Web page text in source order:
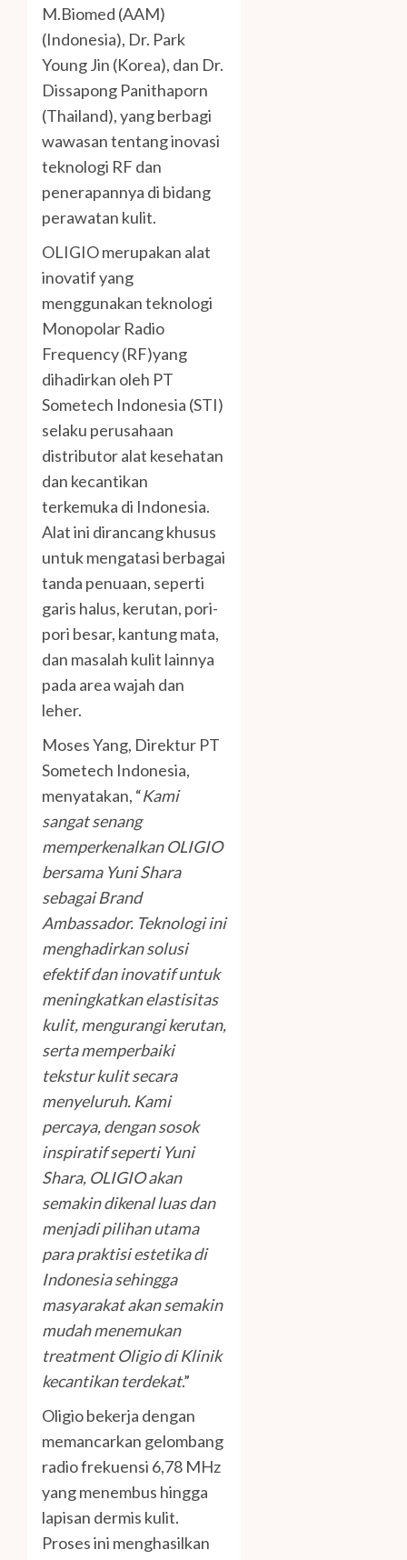
M.Biomed (AAM)
(Indonesia), Dr. Park
Young Jin (Korea), dan Dr.
Dissapong Panithaporn
(Thailand), yang berbagi
wawasan tentang inovasi
teknologi RF dan
penerapannya di bidang
perawatan kulit.
OLIGIO merupakan alat
inovatif yang
menggunakan teknologi
Monopolar Radio
Frequency (RF)yang
dihadirkan oleh PT
Sometech Indonesia (STI)
selaku perusahaan
distributor alat kesehatan
dan kecantikan
terkemuka di Indonesia.
Alat ini dirancang khusus
untuk mengatasi berbagai
tanda penuaan, seperti
garis halus, kerutan, pori-
pori besar, kantung mata,
dan masalah kulit lainnya
pada area wajah dan
leher.
Moses Yang, Direktur PT
Sometech Indonesia,
menyatakan, “Kami
sangat senang
memperkenalkan OLIGIO
bersama Yuni Shara
sebagai Brand
Ambassador. Teknologi ini
menghadirkan solusi
efektif dan inovatif untuk
meningkatkan elastisitas
kulit, mengurangi kerutan,
serta memperbaiki
tekstur kulit secara
menyeluruh. Kami
percaya, dengan sosok
inspiratif seperti Yuni
Shara, OLIGIO akan
semakin dikenal luas dan
menjadi pilihan utama
para praktisi estetika di
Indonesia sehingga
masyarakat akan semakin
mudah menemukan
treatment Oligio di Klinik
kecantikan terdekat.”
Oligio bekerja dengan
memancarkan gelombang
radio frekuensi 6,78 MHz
yang menembus hingga
lapisan dermis kulit.
Proses ini menghasilkan